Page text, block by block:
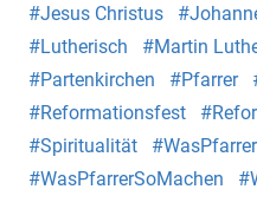
Jesus Christus
Lutherisch
Martin
Partenkirchen
Pfarrer
Reformationsfest
Spiritualität
WasPfarrerSoMachen